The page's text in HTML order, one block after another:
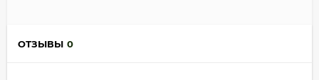
ОТЗЫВЫ 0